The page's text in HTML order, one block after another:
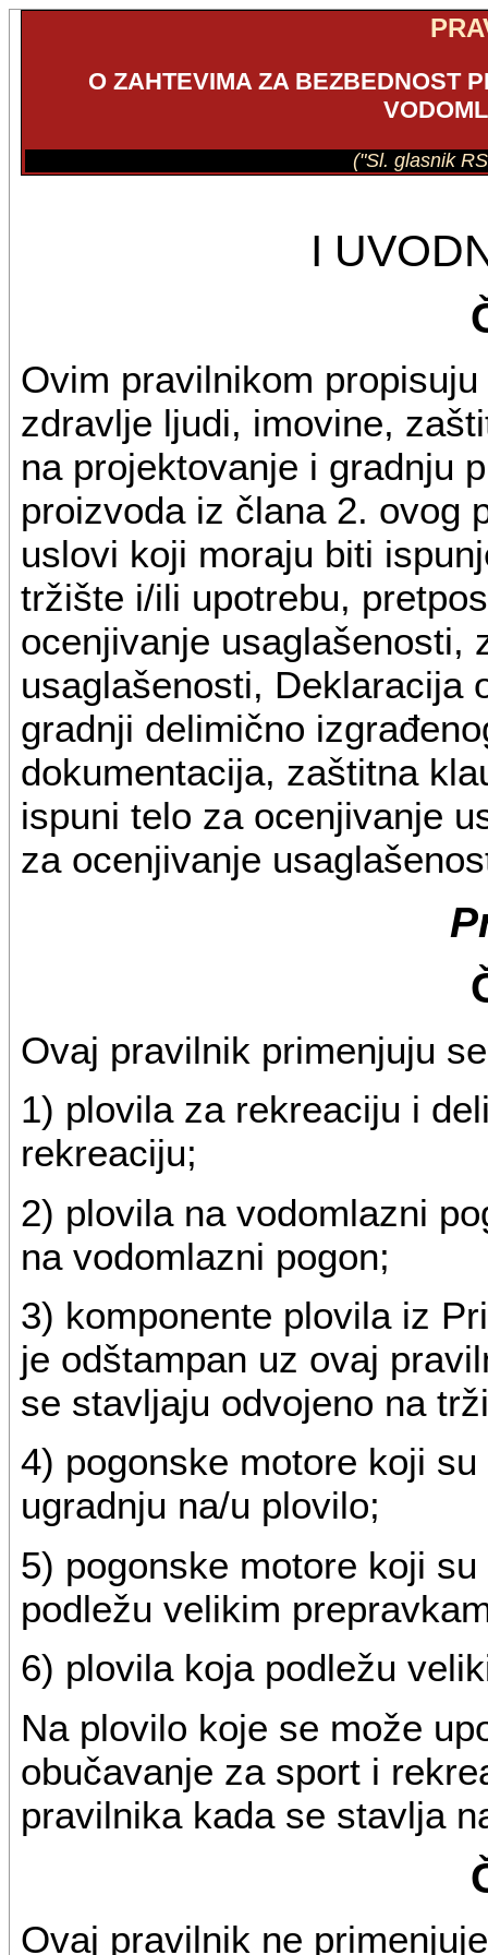
O ZAHTEVIMA ZA BEZBEDNOST
("Sl. glasnik
I
Ovim pravilnikom
zdravlje ljudi, imovine,
na projektovanje i gradnju
proizvoda iz člana 2. ovog
uslovi koji moraju biti
tržište i/ili upotrebu,
ocenjivanje usaglašenosti,
usaglašenosti, Deklaracija
gradnji delimično
dokumentacija, zaštitna
ispuni telo za ocenjivanje
za ocenjivanje
Ovaj pravilnik primenjuju
1) plovila za rekreaciju i
rekreaciju;
2) plovila na vodomlazni
na vodomlazni pogon;
3) komponente plovila iz
je odštampan uz ovaj
se stavljaju odvojeno na
4) pogonske motore koji
ugradnju na/u plovilo;
5) pogonske motore koji
podležu velikim
6) plovila koja podležu
Na plovilo koje se može
obučavanje za sport i
pravilnika kada se stavlja
Ovaj pravilnik ne